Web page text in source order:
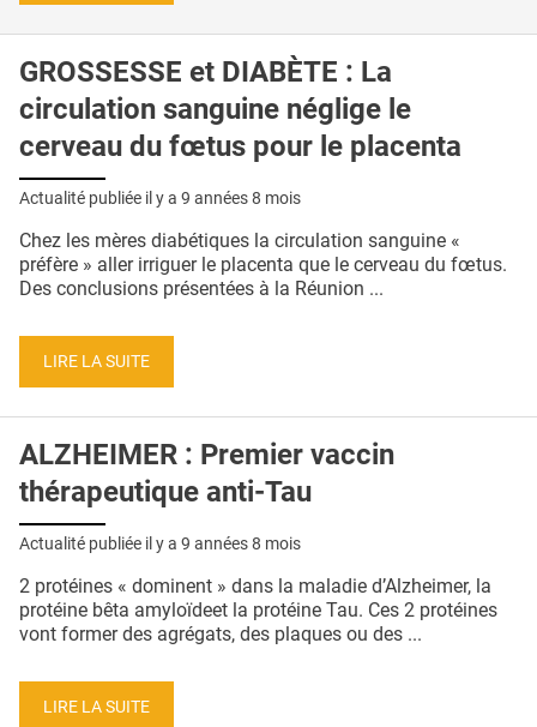
GROSSESSE et DIABÈTE : La
circulation sanguine néglige le
cerveau du fœtus pour le placenta
Actualité publiée il y a 9 années 8 mois
Chez les mères diabétiques la circulation sanguine «
préfère » aller irriguer le placenta que le cerveau du fœtus.
Des conclusions présentées à la Réunion ...
LIRE LA SUITE
ALZHEIMER : Premier vaccin
thérapeutique anti-Tau
Actualité publiée il y a 9 années 8 mois
2 protéines « dominent » dans la maladie d’Alzheimer, la
protéine bêta amyloïdeet la protéine Tau. Ces 2 protéines
vont former des agrégats, des plaques ou des ...
LIRE LA SUITE